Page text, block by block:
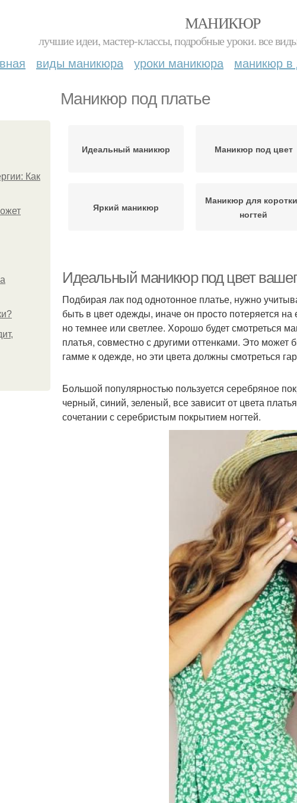
МАНИКЮР
лучшие идеи, мастер-классы, подробные уроки. все
виды маникюра уроки маникюра маникюр в
Маникюр под платье
Как
Идеальный маникюр Маникюр под цвет
Яркий маникюр
Маникюр для
ногтей
Образа с платьем Маникюр для образа
Вечерние платья
Маникюр под пудровое
Лак под бирюзовое
платье
Маникюр под
платье
Маникюр со
Макияж под бордовое
Маникюр под серое
платье
Маникюр под
платье
Маникюр к розовому
платью
Маникюр к оранжевому
Маникюр под
платье
Идеальный маникюр под цвет
Подбирая лак под однотонное платье, нужно
быть в цвет одежды, иначе он просто потеряется
но темнее или светлее. Хорошо будет смотреться
платья, совместно с другими оттенками. Это может
гамме к одежде, но эти цвета должны смотреться
Большой популярностью пользуется серебряное
черный, синий, зеленый, все зависит от цвета
сочетании с серебристым покрытием ногтей.